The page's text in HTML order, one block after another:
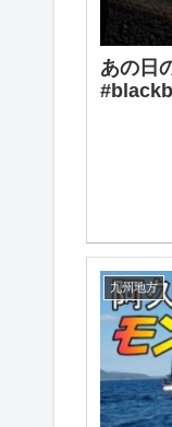
あの日
九州地方